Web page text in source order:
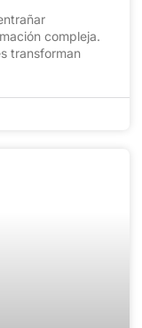
compleja.
transforman